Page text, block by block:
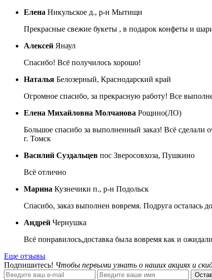
Елена Никульское д., р-н Мытищи
Прекрасные свежие букеты , в подарок конфеты и
Алексей Янаул
Спасибо! Всё получилось хорошо!
Наталья Белозерный, Краснодарский край
Огромное спасибо, за прекрасную работу! Все
Елена Михайловна Молчанова Рощино(ЛО)
Большое спасибо за выполненный заказ! Всё
г. Томск
Василий Суздальцев пос Зверосовхоза, Пушкино
Всё отлично
Марина Кузнечики п., р-н Подольск
Спасибо, заказ выполнен вовремя. Подруга осталась
Андрей Чернушка
Всё понравилось,доставка была вовремя как и
Еще отзывы
Подпишитесь! Чтобы первыми узнать о наших акциях и